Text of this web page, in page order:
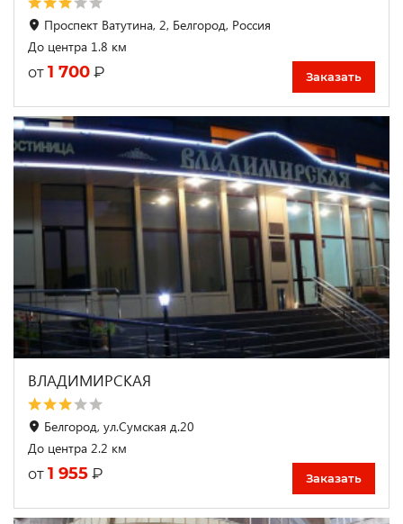
Проспект Ватутина, 2, Белгород, Россия
До центра 1.8 км
от 1 700 ₽ Заказать
ВЛАДИМИРСКАЯ
Белгород, ул.Сумская д.20
До центра 2.2 км
от 1 955 ₽ Заказать